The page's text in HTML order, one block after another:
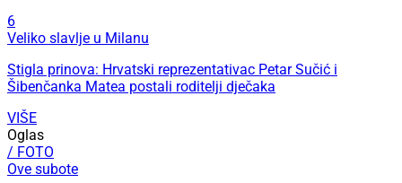
6
Veliko slavlje u Milanu
Stigla prinova: Hrvatski reprezentativac Petar Sučić i
Šibenčanka Matea postali roditelji dječaka
VIŠE
Oglas
/ FOTO
Ove subote